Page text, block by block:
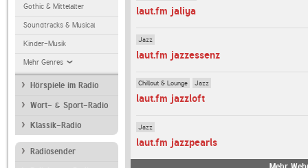
Gothic & Mittelalter
Soundtracks & Musical
Kinder-Musik
Mehr Genres
Hörspiele im Radio
Wort- & Sport-Radio
Klassik-Radio
Radiosender
laut.fm jaliya
Jazz
laut.fm jazzessenz
Chillout & Lounge Jazz
laut.fm jazzloft
Jazz
laut.fm jazzpearls